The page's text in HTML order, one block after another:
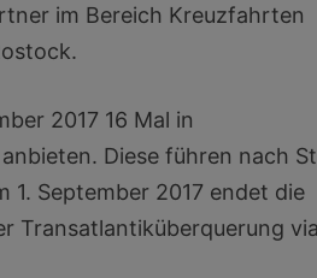
im Bereich Kreuzfahrten
2017 16 Mal in
Diese führen nach
1. September 2017 endet die
Transatlantiküberquerung